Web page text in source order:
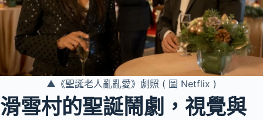
▲《聖誕老人亂亂愛》劇照 ( 圖 Netflix )
滑雪村的聖誕鬧劇，視覺與